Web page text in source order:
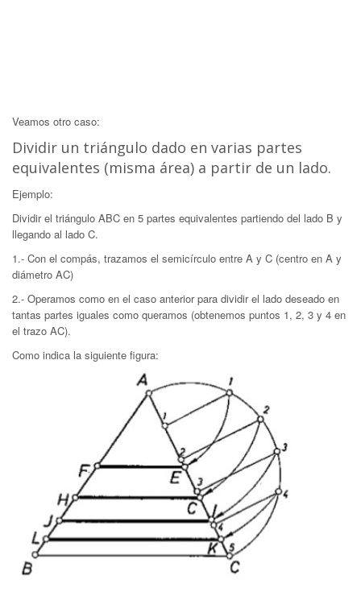
Veamos otro caso:
Dividir un triángulo dado en varias partes
equivalentes (misma área) a partir de un lado.
Ejemplo:
Dividir el triángulo ABC en 5 partes equivalentes partiendo del lado B y
llegando al lado C.
1.- Con el compás, trazamos el semicírculo entre A y C (centro en A y
diámetro AC)
2.- Operamos como en el caso anterior para dividir el lado deseado en
tantas partes iguales como queramos (obtenemos puntos 1, 2, 3 y 4 en
el trazo AC).
Como indica la siguiente figura: